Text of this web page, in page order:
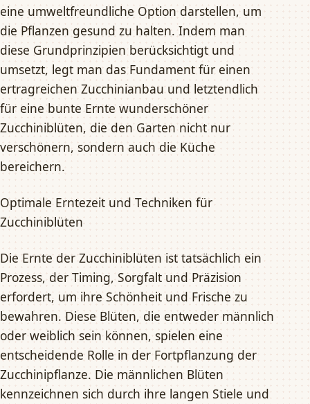
eine umweltfreundliche Option darstellen, um
die Pflanzen gesund zu halten. Indem man
diese Grundprinzipien berücksichtigt und
umsetzt, legt man das Fundament für einen
ertragreichen Zucchinianbau und letztendlich
für eine bunte Ernte wunderschöner
Zucchiniblüten, die den Garten nicht nur
verschönern, sondern auch die Küche
bereichern.
Optimale Erntezeit und Techniken für
Zucchiniblüten
Die Ernte der Zucchiniblüten ist tatsächlich ein
Prozess, der Timing, Sorgfalt und Präzision
erfordert, um ihre Schönheit und Frische zu
bewahren. Diese Blüten, die entweder männlich
oder weiblich sein können, spielen eine
entscheidende Rolle in der Fortpflanzung der
Zucchinipflanze. Die männlichen Blüten
kennzeichnen sich durch ihre langen Stiele und